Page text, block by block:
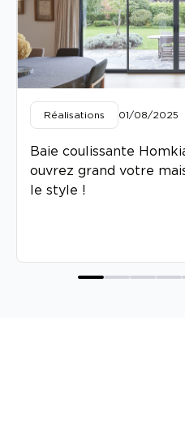
Réalisations 01/08/2025
Baie coulissante
ouvrez grand votre
le style !